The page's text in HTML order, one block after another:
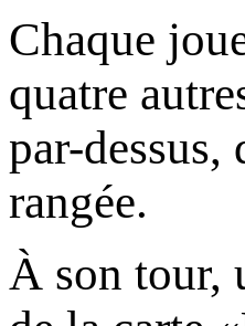
Chaque
quatre
par-dessus,
rangée.
À son tour,